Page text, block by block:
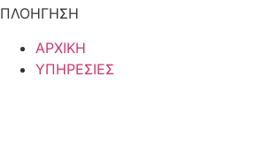
ΠΛΟΗΓΗΣΗ
ΑΡΧΙΚΗ
ΥΠΗΡΕΣΙΕΣ